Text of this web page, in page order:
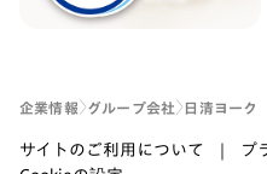
企業情報 グループ会社 日清ヨーク
サイトのご利用について
プ